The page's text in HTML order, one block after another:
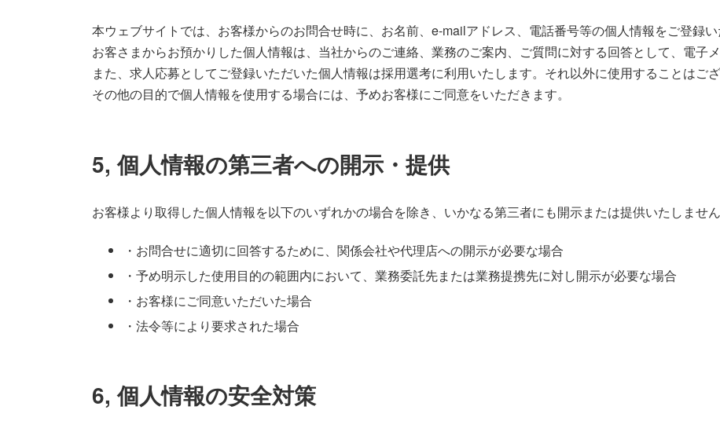
本ウェブサイトでは、お客様からのお問合せ時に、お名前、e-mailアドレス、電話番号等の個人情報をご登録い
お客さまからお預かりした個人情報は、当社からのご連絡、業務のご案内、ご質問に対する回答として、電子
また、求人応募としてご登録いただいた個人情報は採用選考に利用いたします。それ以外に使用することはござ
その他の目的で個人情報を使用する場合には、予めお客様にご同意をいただきます。
5, 個人情報の第三者への開示・提供
お客様より取得した個人情報を以下のいずれかの場合を除き、いかなる第三者にも開示または提供いたしません
・お問合せに適切に回答するために、関係会社や代理店への開示が必要な場合
・予め明示した使用目的の範囲内において、業務委託先または業務提携先に対し開示が必要な場合
・お客様にご同意いただいた場合
・法令等により要求された場合
6, 個人情報の安全対策